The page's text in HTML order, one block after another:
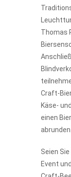
Thomas
Craft-
Käse-
einen
abrunden.
Seien
Event